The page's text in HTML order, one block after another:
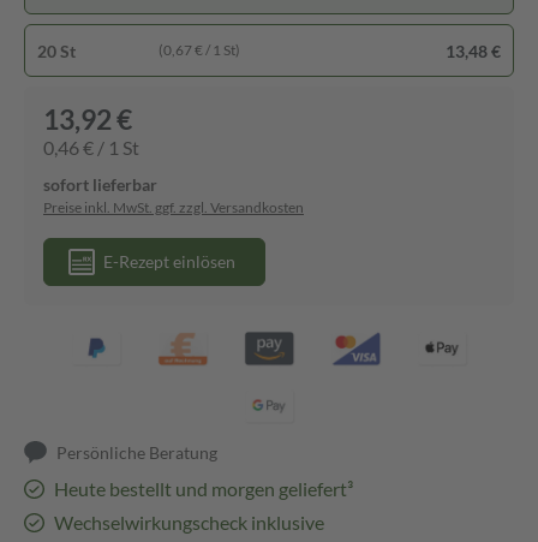
20 St (0,67 € / 1 St) 13,48 €
13,92 €
0,46 € / 1 St
sofort lieferbar
Preise inkl. MwSt. ggf. zzgl. Versandkosten
E-Rezept einlösen
Persönliche Beratung
Heute bestellt und morgen geliefert³
Wechselwirkungscheck inklusive